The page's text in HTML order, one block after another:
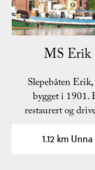
MS Erik
Slepebåten
bygget i 1901.
restaurert og
1.12 km Unna